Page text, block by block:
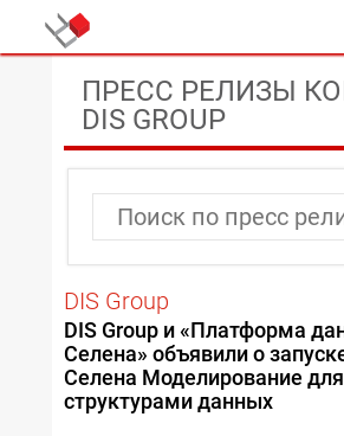
ПРЕСС РЕЛИЗЫ
DIS GROUP
DIS Group
DIS Group и «Платформа
Селена» объявили о
Селена Моделирование
структурами данных